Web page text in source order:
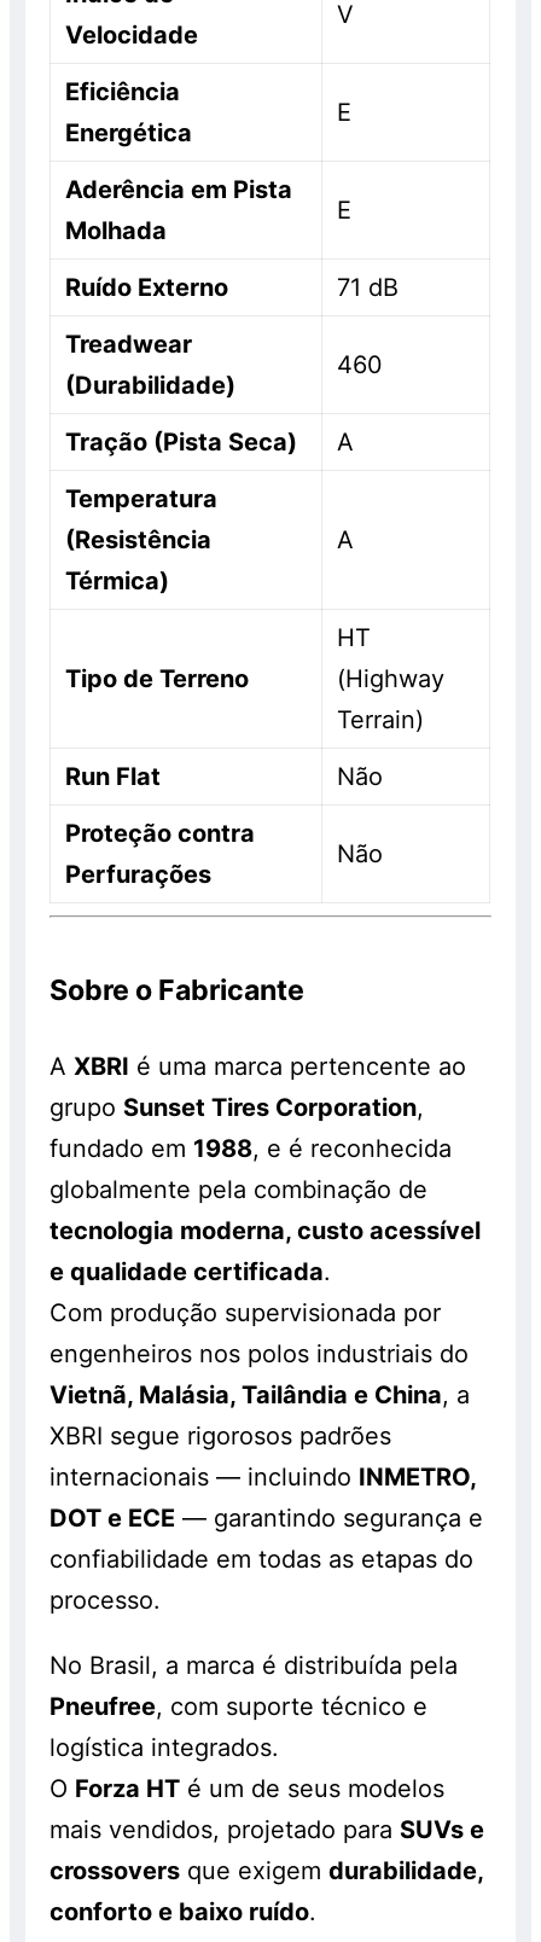
Velocidade
V
Eficiência
Energética
E
Aderência em Pista
Molhada
E
Ruído Externo
71 dB
Treadwear
(Durabilidade)
460
Tração (Pista Seca)
A
Temperatura
(Resistência
Térmica)
A
Tipo de Terreno
HT
(Highway
Terrain)
Run Flat
Não
Proteção contra
Perfurações
Não
Sobre o Fabricante
AXBRI é uma marca pertencente ao
grupo Sunset Tires Corporation,
fundado em 1988, e é reconhecida
globalmente pela combinação de
tecnologia moderna, custo acessível
e qualidade certificada.
Com produção supervisionada por
engenheiros nos polos industriais do
Vietnã, Malásia, Tailândia e China, a
XBRI segue rigorosos padrões
internacionais — incluindo INMETRO,
DOT e ECE — garantindo segurança e
confiabilidade em todas as etapas do
processo.
No Brasil, a marca é distribuída pela
Pneufree, com suporte técnico e
logística integrados.
O Forza HT é um de seus modelos
mais vendidos, projetado para SUVs e
crossovers que exigemdurabilidade,
conforto e baixo ruído.